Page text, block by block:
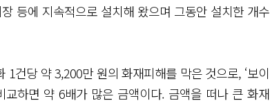
등에 지속적으로 설치해 왔으며 그동안 설치한 개수
건당 약 3,200만 원의 화재피해를 막은 것으로, ‘보이
하면 약 6배가 많은 금액이다. 금액을 떠나 큰 화재